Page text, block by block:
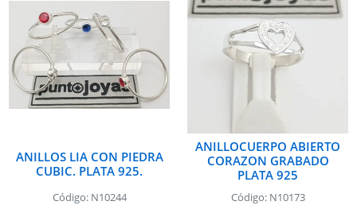
ANILLOS LIA CON PIEDRA
CUBIC. PLATA 925.
Código: N10244
ANILLOCUERPO ABIERTO
CORAZON GRABADO
PLATA 925
Código: N10173